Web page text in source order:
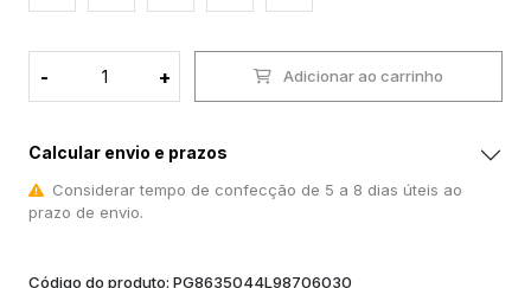
- + Adicionar ao carrinho
Calcular envio e prazos
Considerar tempo de confecção de 5 a 8 dias úteis ao
prazo de envio.
Código do produto: PG8635044L98706030